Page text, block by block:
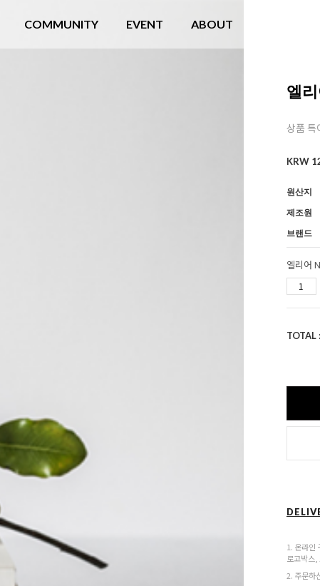
COMMUNITY EVENT ABOUT
엘
상품 특
KRW
원산지
제조원
브랜드
엘리어
TOTAL :
1. 온라인
로고박스
2. 주문하